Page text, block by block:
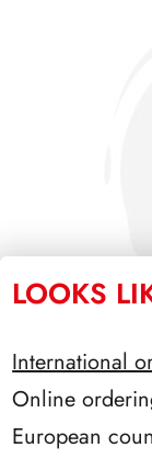
LOOKS
International
Online
European